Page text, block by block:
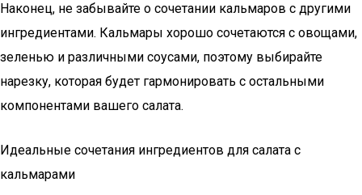
Наконец, не забывайте о сочетании кальмаров с другими
ингредиентами. Кальмары хорошо сочетаются с овощами,
зеленью и различными соусами, поэтому выбирайте
нарезку, которая будет гармонировать с остальными
компонентами вашего салата.
Идеальные сочетания ингредиентов для салата с
кальмарами